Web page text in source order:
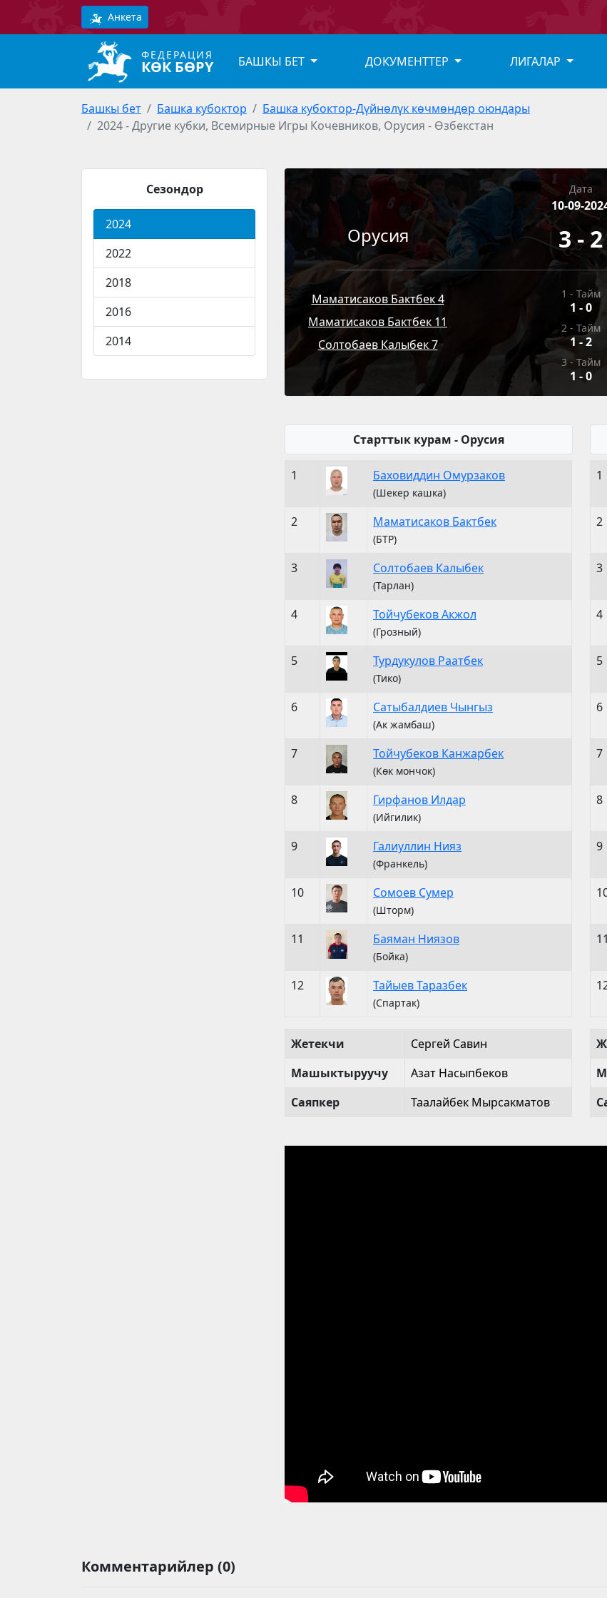
Анкета
ФЕДЕРАЦИЯ
КӨК БӨРҮ БАШКЫ БЕТ ДОКУМЕНТТЕР ЛИГАЛАР
Башкы бет Башка кубоктор
Башка кубоктор-Дүйнөлүк көчмөндөр оюндары
2024 - Другие кубки, Всемирные Игры Кочевников, Орусия - Өзбекстан
Сезондор
2024
2022
2018
2016
2014
Дата
10-09-
Орусия 3 - 2
Маматисаков Бактбек 4
Маматисаков Бактбек 11
Солтобаев Калыбек 7
1 - Тайм
1 -0
2 - Тайм
1 -2
3 - Тайм
1 -0
Старттык курам - Орусия
1 Баховиддин Омурзаков
(Шекер кашка)
2 Маматисаков Бактбек
(БТР)
3 Солтобаев Калыбек
(Тарлан)
4 Тойчубеков Акжол
(Грозный)
5 Турдукулов Раатбек
(Тико)
6 Сатыбалдиев Чынгыз
(Ак жамбаш)
7 Тойчубеков Канжарбек
(Көк мончок)
8 Гирфанов Илдар
(Ийгилик)
9 Галиуллин Нияз
(Франкель)
10 Сомоев Сумер
(Шторм)
11 Баяман Ниязов
(Бойка)
12 Тайыев Таразбек
(Спартак)
Жетекчи
Сергей Савин
Машыктыруучу
Азат Насыпбеков
Саяпкер
Таалайбек Мырсакматов
1
2
3
4
5
6
7
8
9
11
Комментарийлер (0)